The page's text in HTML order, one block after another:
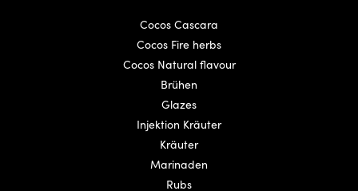
Cocos Cascara
Cocos Fire herbs
Cocos Natural flavour
Brühen
Glazes
Injektion Kräuter
Kräuter
Marinaden
Rubs